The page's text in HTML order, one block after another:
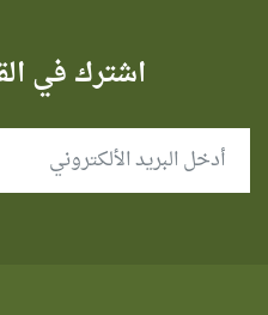
اشترك في